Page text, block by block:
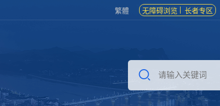
繁體 无障碍浏览 长者专区